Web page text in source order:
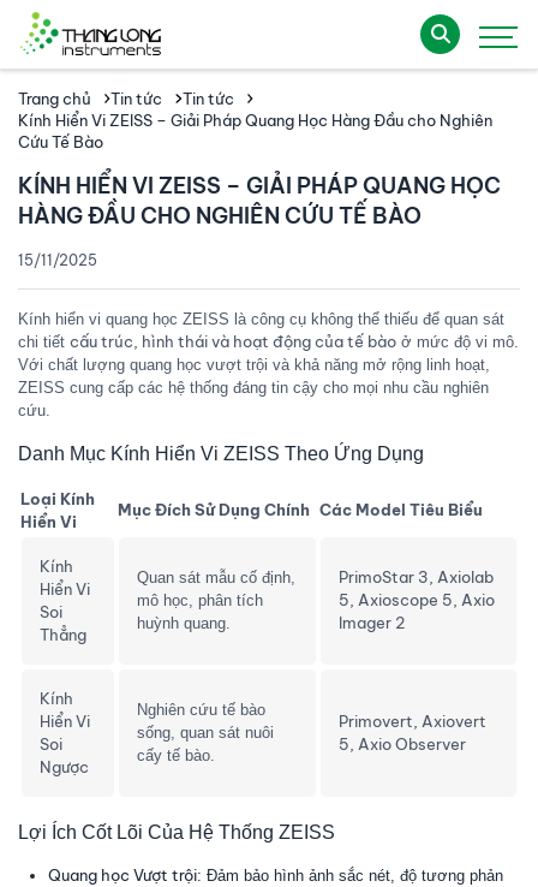
Trang chủ Tin tức
Tin tức
Kính Hiển Vi ZEISS – Giải Pháp Quang Học Hàng Đầu cho Nghiên
Cứu Tế Bào
KÍNH HIỂN VI ZEISS – GIẢI PHÁP QUANG HỌC
HÀNG ĐẦU CHO NGHIÊN CỨU TẾ BÀO
15/11/2025
Kính hiển vi quang học ZEISS là công cụ không thể thiếu để quan sát
chi tiết cấu trúc, hình thái và hoạt động của tế bào ở mức độ vi mô.
Với chất lượng quang học vượt trội và khả năng mở rộng linh hoạt,
ZEISS cung cấp các hệ thống đáng tin cậy cho mọi nhu cầu nghiên
cứu.
Danh Mục Kính Hiển Vi ZEISS Theo Ứng Dụng
Loại Kính
Hiển Vi
Mục Đích Sử Dụng Chính Các Model Tiêu Biểu
Kính
Hiển Vi
Soi
Thẳng
Quan sát mẫu cố định,
mô học, phân tích
huỳnh quang.
PrimoStar 3, Axiolab
5, Axioscope 5, Axio
Imager 2
Kính
Hiển Vi
Soi
Ngược
Nghiên cứu tế bào
sống, quan sát nuôi
cấy tế bào.
Primovert, Axiovert
5, Axio Observer
Lợi Ích Cốt Lõi Của Hệ Thống ZEISS
Quang học Vượt trội: Đảm bảo hình ảnh sắc nét, độ tương phản